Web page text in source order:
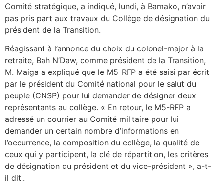
Comité stratégique, a indiqué, lundi, à Bamako, n’avoir
pas pris part aux travaux du Collège de désignation du
président de la Transition.
Réagissant à l’annonce du choix du colonel-major à la
retraite, Bah N’Daw, comme président de la Transition,
M. Maiga a expliqué que le M5-RFP a été saisi par écrit
par le président du Comité national pour le salut du
peuple (CNSP) pour lui demander de désigner deux
représentants au collège. « En retour, le M5-RFP a
adressé un courrier au Comité militaire pour lui
demander un certain nombre d’informations en
l’occurrence, la composition du collège, la qualité de
ceux qui y participent, la clé de répartition, les critères
de désignation du président et du vice-président », a-t-
il dit,.